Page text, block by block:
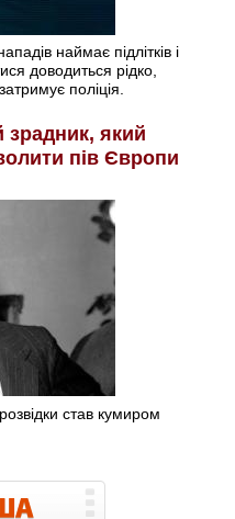
наймає підлітків і
доводиться рідко,
поліція.
зрадник, який
пів Європи
став кумиром